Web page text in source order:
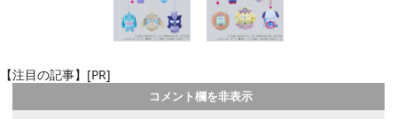
【注目の記事】[PR]
コメント欄を非表示